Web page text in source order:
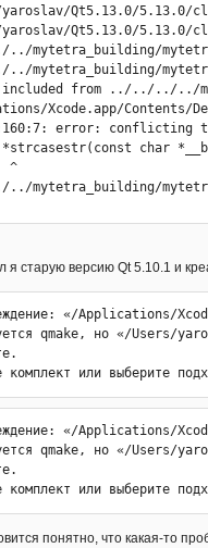
Qt5.13.0/5.13.0/
Qt5.13.0/5.13.0/
from ../../../../
Xcode.app/Contents/
error: conflicting
char
^
*strcasestr(const char
...
of different signs:
)
and 1 error generated.
*** [../../../../
[sub-thirdParty-
Процесс «/usr/bin/make»
сборке/установке
я старую версию Qt 5.10.1 и
«/Applications/
qmake, но «/Users/
комплект или выберите
«/Applications/
qmake, но «/Users/
комплект или выберите
понятно, что какая-то